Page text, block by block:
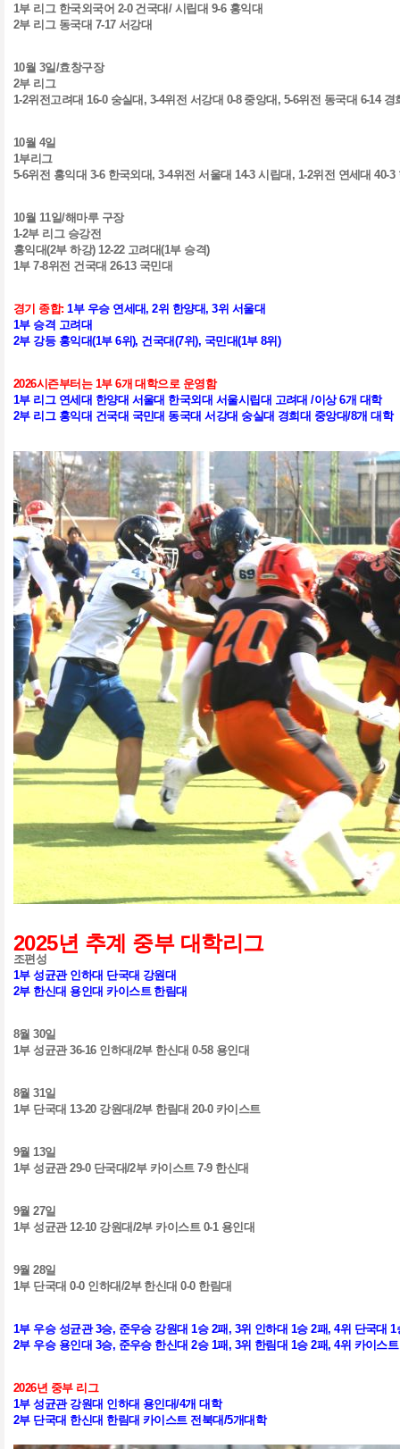
1부 리그 한국외국어 2-0 건국대 / 시립대 9-6 홍익대
2부 리그 동국대 7-17서강대
10월 3일/효창구장
2부 리그
1-2위전고려대16-0 숭실대, 3-4위전 서강대 0-8 중앙대, 5-6위전 동국대 6-14 경
10월 4일
1부리그
5-6위전 홍익대 3-6 한국외대,3-4위전 서울대14-3시립대, 1-2위전 연세대40-3
10월 11일/해마루 구장
1-2부 리그 승강전
홍익대(2부 하강) 12-22 고려대(1부 승격)
1부7-8위전 건국대26-13 국민대
경기 종합:1부 우승 연세대, 2위 한양대, 3위 서울대
1부 승격 고려대
2부 강등 홍익대(1부6위), 건국대(7위), 국민대(1부 8위 )
2026시즌부터는 1부6개 대학으로 운영함
1부 리그 연세대 한양대 서울대 한국외대 서울시립대 고려대/이상6개 대학
2부 리그 홍익대 건국대 국민대 동국대 서강대 숭실대 경희대 중앙대/8개 대학
2025년 추계 중부 대학리그
조편성
1부 성균관 인하대 단국대 강원대
2부 한신대 용인대 카이스트 한림대
8월30일
1부 성균관36-16 인하대 /2부 한신대0-58 용인대
8월31일
1부 단국대13-20 강원대 /2부 한림대20-0 카이스트
9월13일
1부 성균관29-0 단국대/2부 카이스트7-9 한신대
9월27일
1부 성균관12-10 강원대 /2부 카이스트 0-1 용인대
9월28일
1부 단국대0-0 인하대 /2부 한신대0-0 한림대
1부 우승 성균관3승, 준우승 강원대1승 2패, 3위 인하대 1승2패, 4위 단국대1
2부 우승 용인대 3승, 준우승 한신대2승 1패, 3위 한림대 1승2패, 4위 카이스
2026년 중부 리그
1부 성균관 강원대 인하대 용인대/4개 대학
2부 단국대 한신대 한림대 카이스트 전북대/5개대학